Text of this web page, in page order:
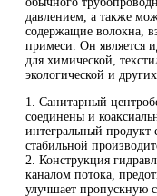
давлением, а также
содержащие волокна,
примеси. Он является
для химической,
экологической и
1. Санитарный
соединены и
интегральный продукт
стабильной
2. Конструкция
каналом потока,
улучшает пропускную